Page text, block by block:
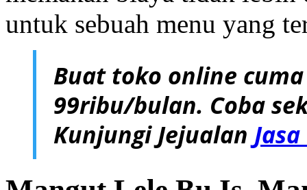
untuk sebuah menu yang
Buat toko online
99ribu/bulan. Coba
Kunjungi Jejualan